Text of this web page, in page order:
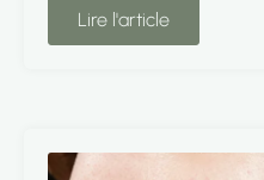
Lire l'article